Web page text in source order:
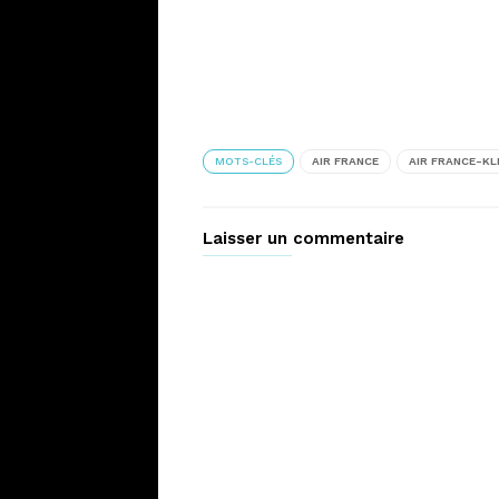
MOTS-CLÉS AIR FRANCE AIR FRANCE-
Laisser un commentaire